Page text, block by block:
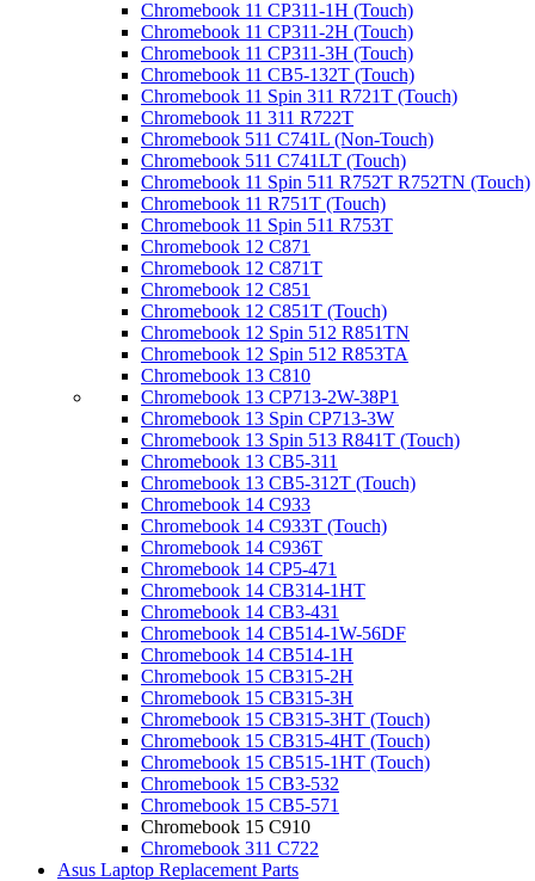
Chromebook 11 CP311-1H (Touch)
Chromebook 11 CP311-2H (Touch)
Chromebook 11 CP311-3H (Touch)
Chromebook 11 CB5-132T (Touch)
Chromebook 11 Spin 311 R721T (Touch)
Chromebook 11 311 R722T
Chromebook 511 C741L (Non-Touch)
Chromebook 511 C741LT (Touch)
Chromebook 11 Spin 511 R752T R752TN (Touch)
Chromebook 11 R751T (Touch)
Chromebook 11 Spin 511 R753T
Chromebook 12 C871
Chromebook 12 C871T
Chromebook 12 C851
Chromebook 12 C851T (Touch)
Chromebook 12 Spin 512 R851TN
Chromebook 12 Spin 512 R853TA
Chromebook 13 C810
Chromebook 13 CP713-2W-38P1
Chromebook 13 Spin CP713-3W
Chromebook 13 Spin 513 R841T (Touch)
Chromebook 13 CB5-311
Chromebook 13 CB5-312T (Touch)
Chromebook 14 C933
Chromebook 14 C933T (Touch)
Chromebook 14 C936T
Chromebook 14 CP5-471
Chromebook 14 CB314-1HT
Chromebook 14 CB3-431
Chromebook 14 CB514-1W-56DF
Chromebook 14 CB514-1H
Chromebook 15 CB315-2H
Chromebook 15 CB315-3H
Chromebook 15 CB315-3HT (Touch)
Chromebook 15 CB315-4HT (Touch)
Chromebook 15 CB515-1HT (Touch)
Chromebook 15 CB3-532
Chromebook 15 CB5-571
Chromebook 15 C910
Chromebook 311 C722
Asus Laptop Replacement Parts